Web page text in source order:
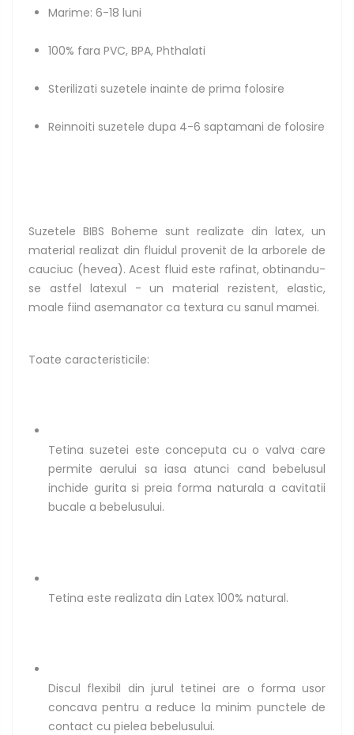
Marime: 6-18 luni
100% fara PVC, BPA, Phthalati
Sterilizati suzetele inainte de prima folosire
Reinnoiti suzetele dupa 4-6 saptamani de folosire
Suzetele BIBS Boheme sunt realizate din latex, un
material realizat din fluidul provenit de la arborele de
cauciuc (hevea). Acest fluid este rafinat, obtinandu-
se astfel latexul - un material rezistent, elastic,
moale fiind asemanator ca textura cu sanul mamei.
Toate caracteristicile:
Tetina suzetei este conceputa cu o valva care
permite aerului sa iasa atunci cand bebelusul
inchide gurita si preia forma naturala a cavitatii
bucale a bebelusului.
Tetina este realizata din Latex 100% natural.
Discul flexibil din jurul tetinei are o forma usor
concava pentru a reduce la minim punctele de
contact cu pielea bebelusului.